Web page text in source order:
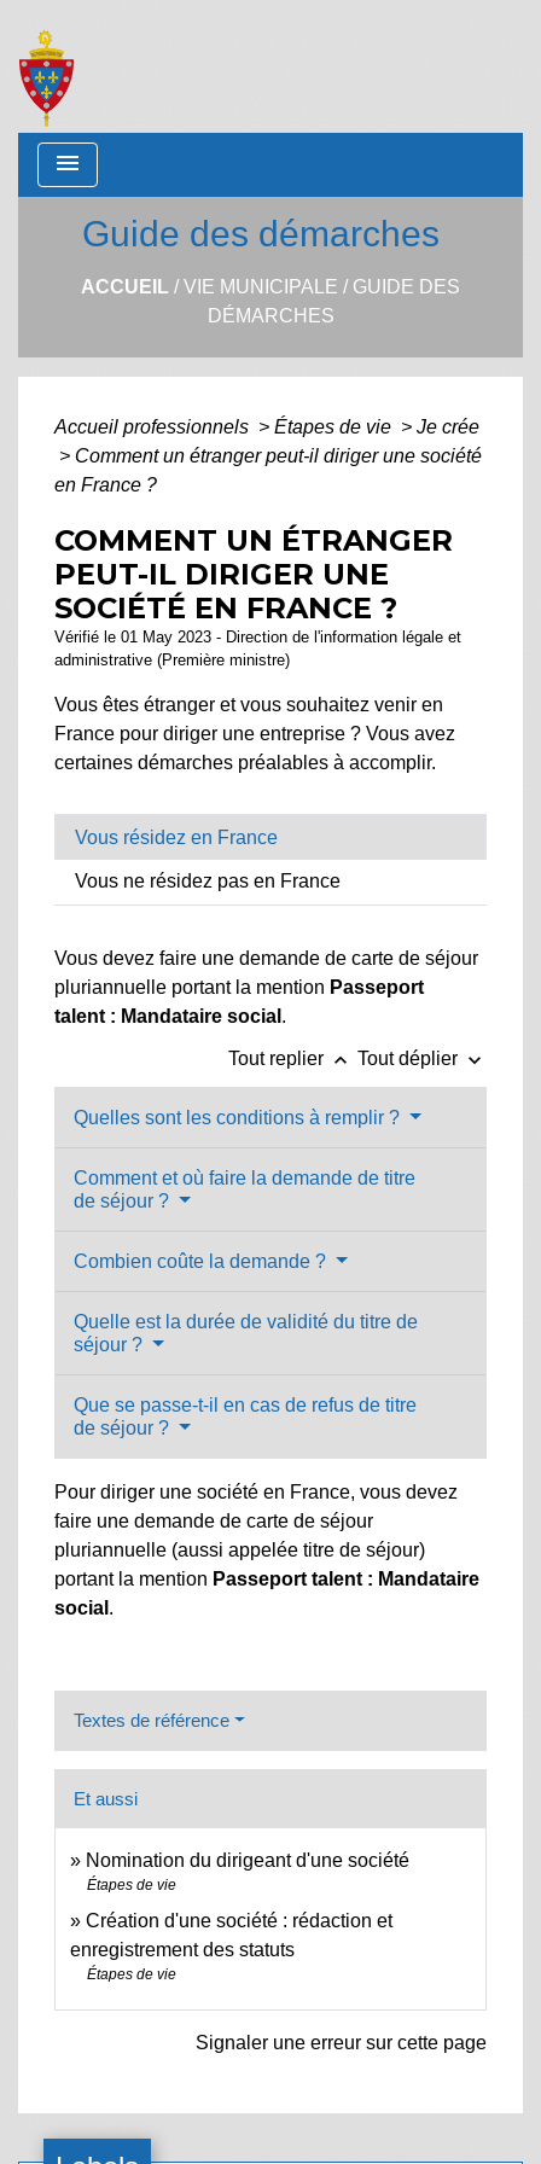
menu
Guide des démarches
ACCUEIL /VIE MUNICIPALE / GUIDE DES
DÉMARCHES
Accueil professionnels > Étapes de vie > Je crée
> Comment un étranger peut-il diriger une société
en France ?
COMMENT UN ÉTRANGER
PEUT-IL DIRIGER UNE
SOCIÉTÉ EN FRANCE ?
Vérifié le 01 May 2023 - Direction de l'information légale et
administrative (Première ministre)
Vous êtes étranger et vous souhaitez venir en
France pour diriger une entreprise ? Vous avez
certaines démarches préalables à accomplir.
Vous résidez en France
Vous ne résidez pas en France
Vous devez faire une demande de carte de séjour
pluriannuelle portant la mention Passeport
talent : Mandataire social .
Tout replier keyboard_arrow_up Tout déplier keyboard_arrow_down
Quelles sont les conditions à remplir ?
Comment et où faire la demande de titre
de séjour ?
Combien coûte la demande ?
Quelle est la durée de validité du titre de
séjour ?
Que se passe-t-il en cas de refus de titre
de séjour ?
Pour diriger une société en France, vous devez
faire une demande de carte de séjour
pluriannuelle (aussi appelée titre de séjour)
portant la mention Passeport talent : Mandataire
social .
Textes de référence
Et aussi
Nomination du dirigeant d'une société
Étapes de vie
Création d'une société : rédaction et
enregistrement des statuts
Étapes de vie
Signaler une erreur sur cette page